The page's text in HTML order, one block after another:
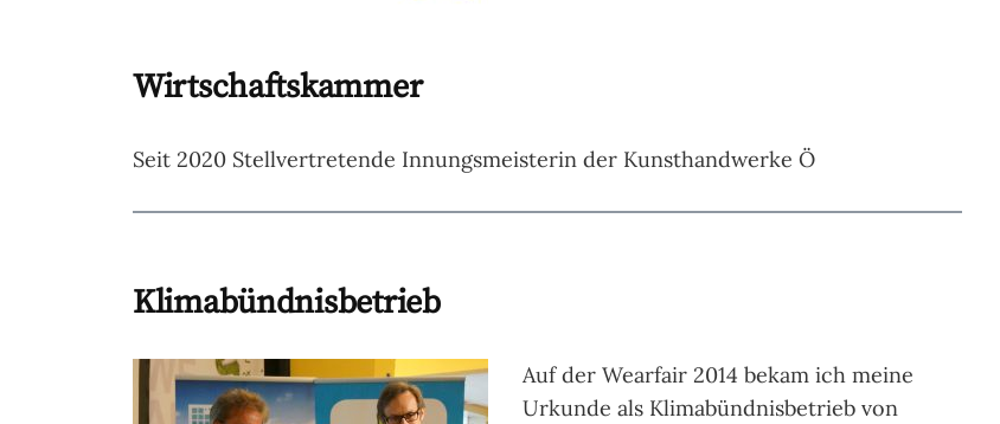
Wirtschaftskammer
Seit 2020 Stellvertretende Innungsmeisterin der Kunsthandwerke Ö
Klimabündnisbetrieb
Auf der Wearfair 2014 bekam ich meine
Urkunde als Klimabündnisbetrieb von